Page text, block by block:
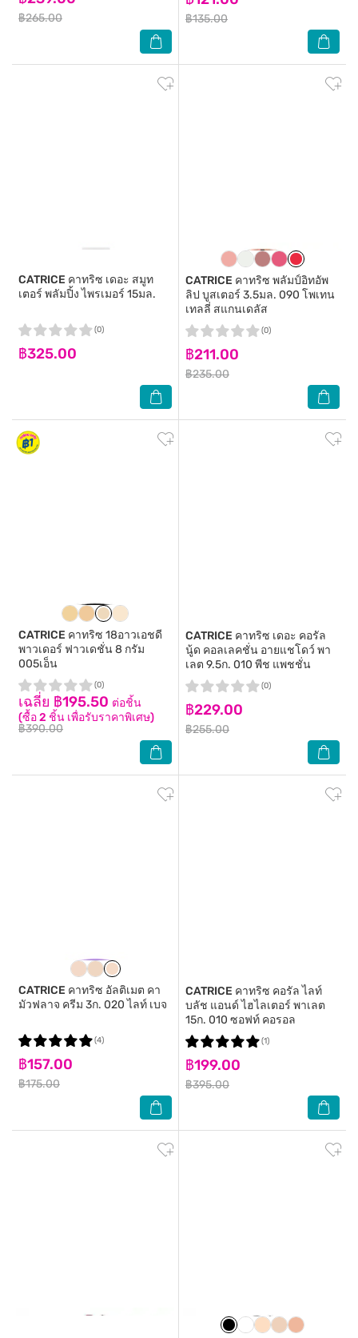
฿265.00 ฿135.00
CATRICE คาทริซ เดอะ สมูท
เตอร์ พลัมปิ้ง ไพรเมอร์ 15มล.
฿325.00
(0)
CATRICE คาทริซ พลัมป์อิทอัพ
ลิป บูสเตอร์ 3.5มล. 090 โพเทน
เทลลี่ สแกนเดลัส
฿211.00
฿235.00
(0)
CATRICE คาทริซ 18อาวเอชดี
พาวเดอร์ ฟาวเดชั่น 8 กรัม
005เอ็น
เฉลี่ย ฿195.50 ต่อชิ้น
(ซื้อ 2 ชิ้น เพื่อรับราคาพิเศษ)
฿390.00
(0)
CATRICE คาทริซ เดอะ คอรัล
นู้ด คอลเลคชั่น อายแชโดว์ พา
เลต 9.5ก. 010 พีช แพชชั่น
฿229.00
฿255.00
(0)
CATRICE คาทริซ อัลติเมต คา
มัวฟลาจ ครีม 3ก. 020 ไลท์ เบจ
฿157.00
฿175.00
(4)
CATRICE คาทริซ คอรัล ไลท์
บลัช แอนด์ ไฮไลเตอร์ พาเลต
15ก. 010 ซอฟท์ คอรอล
฿199.00
฿395.00
(1)